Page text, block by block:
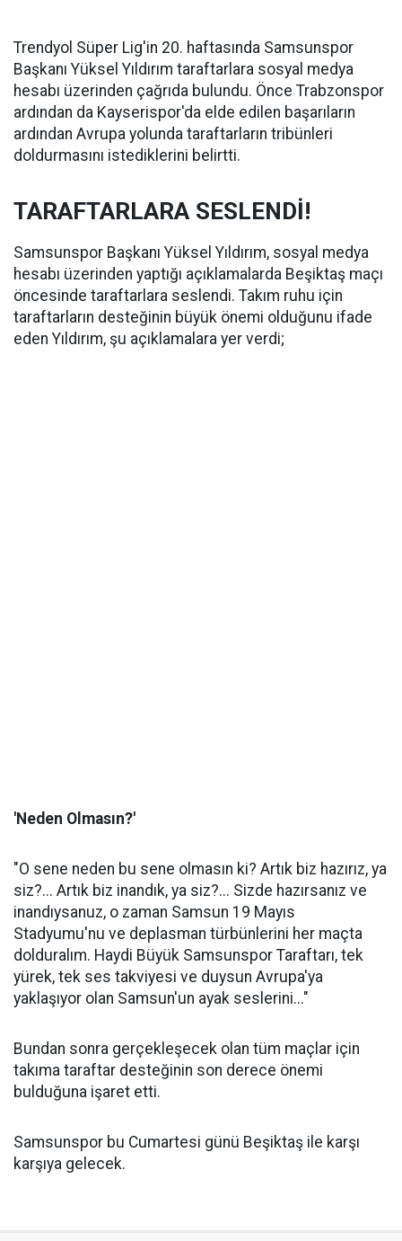
Trendyol Süper Lig'in 20. haftasında Samsunspor
Başkanı Yüksel Yıldırım taraftarlara sosyal medya
hesabı üzerinden çağrıda bulundu. Önce Trabzonspor
ardından da Kayserispor'da elde edilen başarıların
ardından Avrupa yolunda taraftarların tribünleri
doldurmasını istediklerini belirtti.
TARAFTARLARA SESLENDİ!
Samsunspor Başkanı Yüksel Yıldırım, sosyal medya
hesabı üzerinden yaptığı açıklamalarda Beşiktaş maçı
öncesinde taraftarlara seslendi. Takım ruhu için
taraftarların desteğinin büyük önemi olduğunu ifade
eden Yıldırım, şu açıklamalara yer verdi;
'Neden Olmasın?'
"O sene neden bu sene olmasın ki? Artık biz hazırız, ya
siz?... Artık biz inandık, ya siz?... Sizde hazırsanız ve
inandıysanuz, o zaman Samsun 19 Mayıs
Stadyumu'nu ve deplasman türbünlerini her maçta
dolduralım. Haydi Büyük Samsunspor Taraftarı, tek
yürek, tek ses takviyesi ve duysun Avrupa'ya
yaklaşıyor olan Samsun'un ayak seslerini..."
Bundan sonra gerçekleşecek olan tüm maçlar için
takıma taraftar desteğinin son derece önemi
bulduğuna işaret etti.
Samsunspor bu Cumartesi günü Beşiktaş ile karşı
karşıya gelecek.